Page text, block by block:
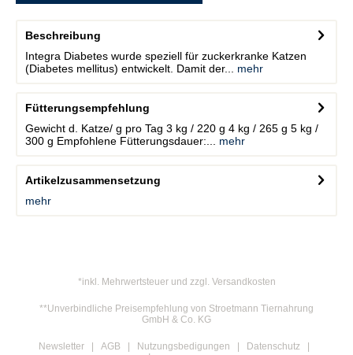
Beschreibung
Integra Diabetes wurde speziell für zuckerkranke Katzen
(Diabetes mellitus) entwickelt. Damit der...
mehr
Fütterungsempfehlung
Gewicht d. Katze/ g pro Tag 3 kg / 220 g 4 kg / 265 g 5 kg /
300 g Empfohlene Fütterungsdauer:...
mehr
Artikelzusammensetzung
mehr
*inkl. Mehrwertsteuer und zzgl. Versandkosten
**Unverbindliche Preisempfehlung von Stroetmann Tiernahrung
GmbH & Co. KG
Newsletter AGB Nutzungsbedigungen
Datenschutz